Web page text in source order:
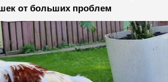
от больших проблем